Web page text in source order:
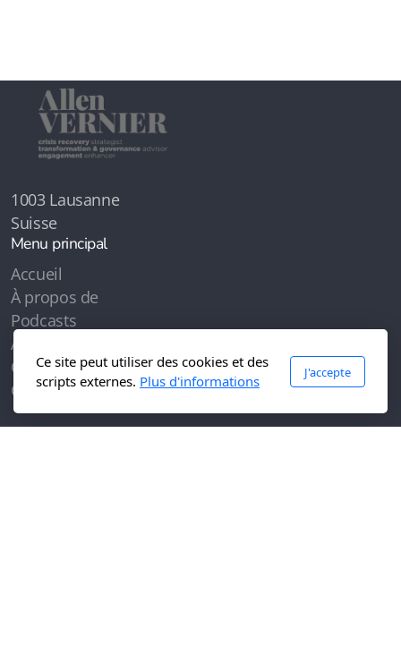
1003 Lausanne
Suisse
Menu principal
Accueil
À propos de
Podcasts
Articles
Contenus
Contactez-moi
Ce site peut utiliser des cookies et des
scripts externes. Plus d'informations
J'accepte